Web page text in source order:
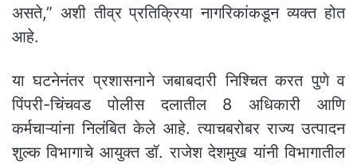
असते,” अशी तीव्र प्रतिक्रिया नागरिकांकडून व्यक्त होत
आहे.
या घटनेनंतर प्रशासनाने जबाबदारी निश्चित करत पुणे व
पिंपरी-चिंचवड पोलीस दलातील 8 अधिकारी आणि
कर्मचाऱ्यांना निलंबित केले आहे. त्याचबरोबर राज्य उत्पादन
शुल्क विभागाचे आयुक्त डॉ. राजेश देशमुख यांनी विभागातील